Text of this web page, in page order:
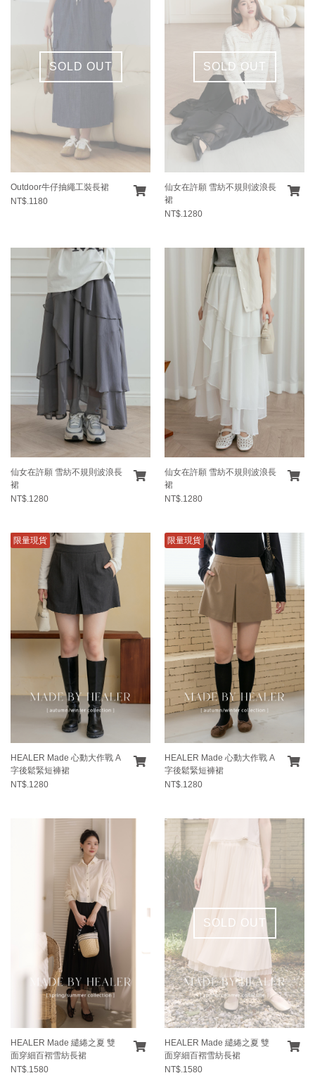
SOLD OUT
Outdoor牛仔抽繩工裝長裙
NT$.1180
SOLD OUT
仙女在許願 雪紡不規則波浪長
裙
NT$.1280
仙女在許願 雪紡不規則波浪長
裙
NT$.1280
仙女在許願 雪紡不規則波浪長
裙
NT$.1280
限量現貨
HEALER Made 心動大作戰 A
字後鬆緊短褲裙
NT$.1280
限量現貨
HEALER Made 心動大作戰 A
字後鬆緊短褲裙
NT$.1280
HEALER Made 繾綣之夏 雙
面穿細百褶雪紡長裙
NT$.1580
SOLD OUT
HEALER Made 繾綣之夏 雙
面穿細百褶雪紡長裙
NT$.1580